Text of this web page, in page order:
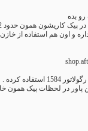
و اون هم استفاده از
کرده .
تامین پاور در لحظات پیک